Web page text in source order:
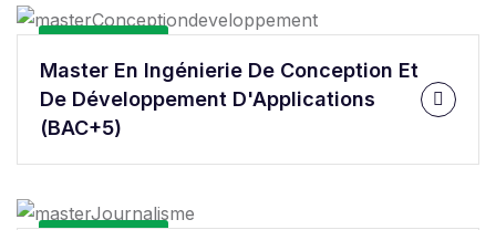
En Savoir Plus
Master En Ingénierie De Conception Et
De Développement D'Applications
(BAC+5)